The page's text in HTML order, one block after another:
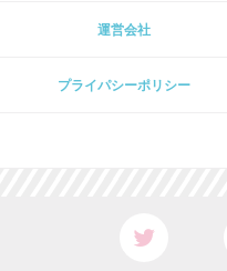
運営会社
プライパシーポリシー